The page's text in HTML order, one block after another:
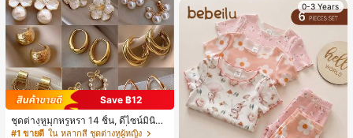
Save ฿12
ชุดต่างหูมุกหรูหรา 14 ชิ้น, ดีไซน์มินิมอ
ลใหม่ที่เป็นเอกลักษณ์ ต่างหูที่สง่างาม
#1 ขายดี ใน หลากสี ชุดต่างหูผู้หญิง
0-3 Years